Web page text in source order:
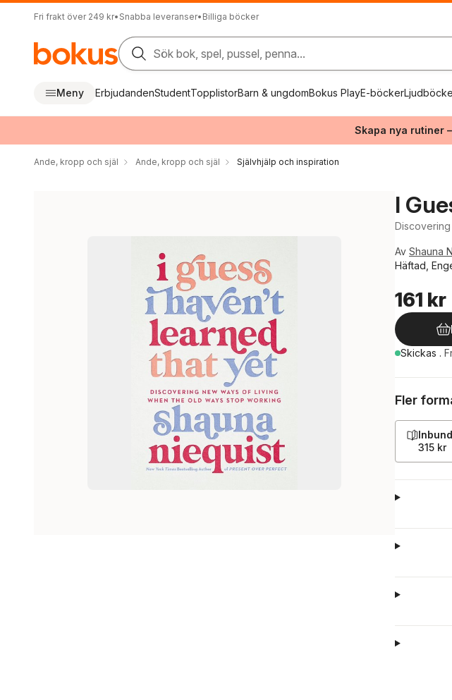
Fri frakt över 249 kr• Snabba leveranser• Billiga böcker
Sök bok, spel, pussel, penna...
Meny ErbjudandenStudentTopplistorBarn & ungdomBokus PlayE-böcker
Skapa nya rutiner
Ande, kropp och själ Ande, kropp och själ Självhjälp och inspiration
I
Av Shauna
Häftad,
161 kr
Skickas .
Fler
315 kr